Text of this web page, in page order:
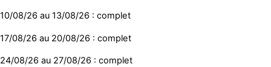
10/08/26 au 13/08/26 : complet
17/08/26 au 20/08/26 : complet
24/08/26 au 27/08/26 : complet